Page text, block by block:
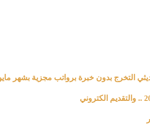
التخرج بدون خبرة برواتب مجزية بشهر مايو